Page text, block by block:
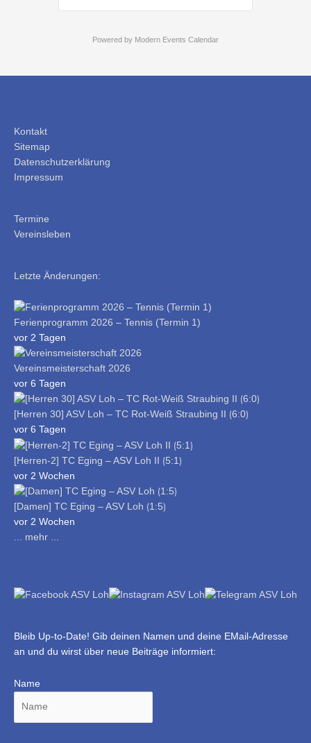
Powered by Modern Events Calendar
Kontakt
Sitemap
Datenschutzerklärung
Impressum
Termine
Vereinsleben
Letzte Änderungen:
Ferienprogramm 2026 – Tennis (Termin 1)
vor 2 Tagen
Vereinsmeisterschaft 2026
vor 6 Tagen
[Herren 30] ASV Loh – TC Rot-Weiß Straubing II ⟮6:0⟯
vor 6 Tagen
[Herren-2] TC Eging – ASV Loh II ⟮5:1⟯
vor 2 Wochen
[Damen] TC Eging – ASV Loh ⟮1:5⟯
vor 2 Wochen
... mehr ...
Bleib Up-to-Date! Gib deinen Namen und deine EMail-Adresse
an und du wirst über neue Beiträge informiert:
Name